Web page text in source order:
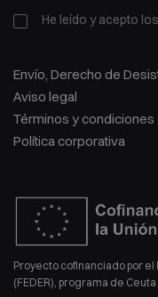
He leído y acepto los
Envío, Derecho de
Aviso legal
Términos y condiciones
Política corporativa
Proyecto cofinanciado por
(FEDER), programa de